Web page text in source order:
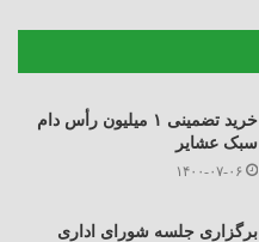
خرید تضمینی ۱ میلیون رأس دام
سبک عشایر
۱۴۰۰-۰۷-۰۶
برگزاری جلسه شورای اداری